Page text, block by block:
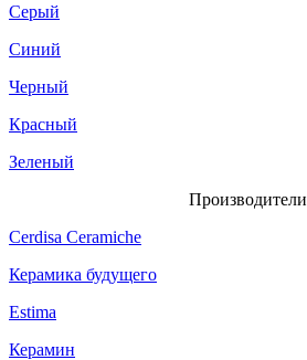
Серый
Синий
Черный
Красный
Зеленый
Производители
Cerdisa Ceramiche
Керамика будущего
Estima
Керамин